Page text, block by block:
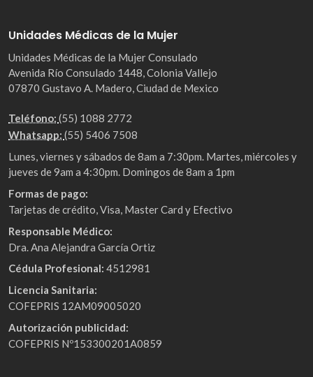
Unidades Médicas de la Mujer
Unidades Médicas de la Mujer Consulado
Avenida Río Consulado 1448, Colonia Vallejo
07870 Gustavo A. Madero, Ciudad de Mexico
Teléfono: (55) 1088 2772
Whatsapp: (55) 5406 7508
Lunes, viernes y sábados de 8am a 7:30pm. Martes, miércoles y
jueves de 9am a 4:30pm. Domingos de 8am a 1pm
Formas de pago:
Tarjetas de crédito, Visa, Master Card y Efectivo
Responsable Médico:
Dra. Ana Alejandra García Ortiz
Cédula Profesional: 4512981
Licencia Sanitaria:
COFEPRIS 12AM09005020
Autorización publicidad:
COFEPRIS Nº153300201A0859